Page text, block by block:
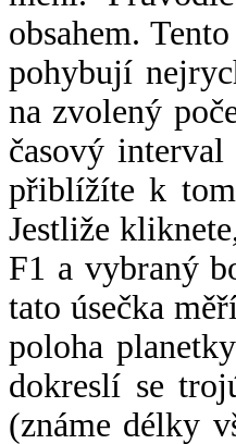
obsahem.
pohybují
na zvolený
časový
přiblížíte k
Jestliže
F1 a vybraný
tato úsečka
poloha
dokreslí se
(známe délky